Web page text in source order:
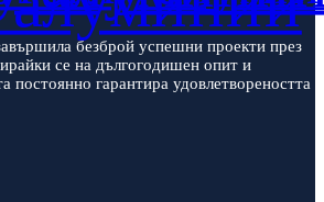
безброй успешни проекти през
се на дългогодишен опит и
постоянно гарантира удовлетвореността